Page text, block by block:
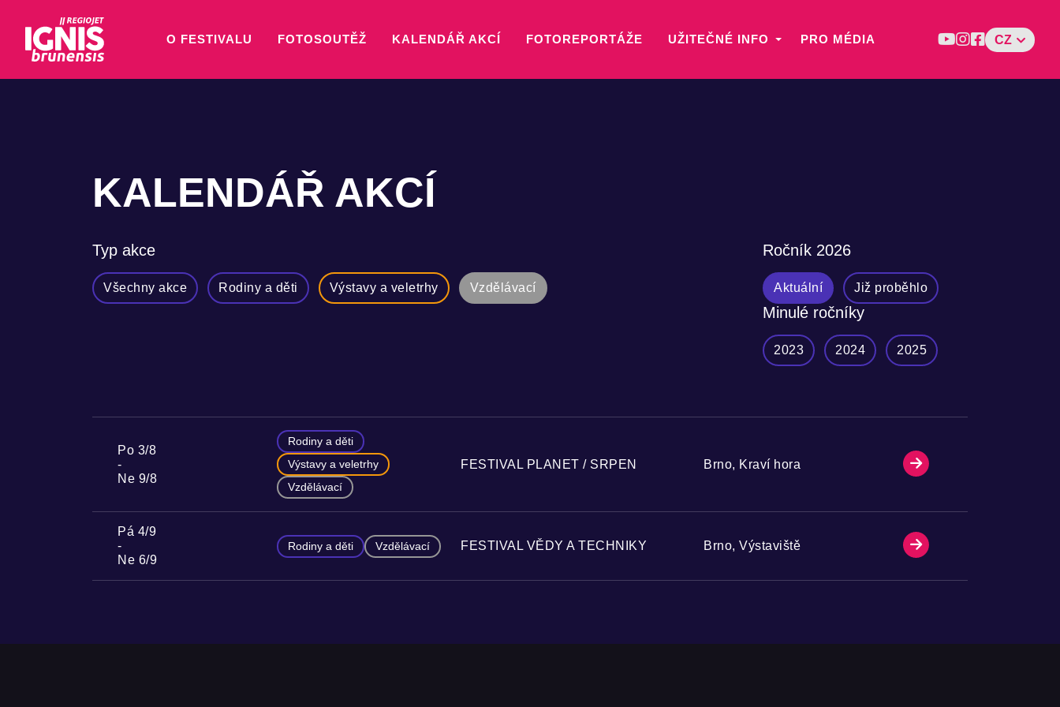
O FESTIVALU FOTOSOUTĚŽ KALENDÁŘ AKCÍ FOTOREPORTÁŽE UŽITEČNÉ INFO PRO MÉDIA CZ
KALENDÁŘ AKCÍ
Typ akce
Všechny akce Rodiny a děti Výstavy a veletrhy Vzdělávací
Ročník 2026
Aktuální Již proběhlo
Minulé ročníky
2023 2024 2025
Po 3/8
Ne 9/8
FESTIVAL PLANET / SRPEN
Rodiny a děti
Výstavy a veletrhy
Vzdělávací
Brno, Kraví hora
Pá 4/9
Ne 6/9
FESTIVAL VĚDY A TECHNIKY
Rodiny a děti Vzdělávací Brno, Výstaviště